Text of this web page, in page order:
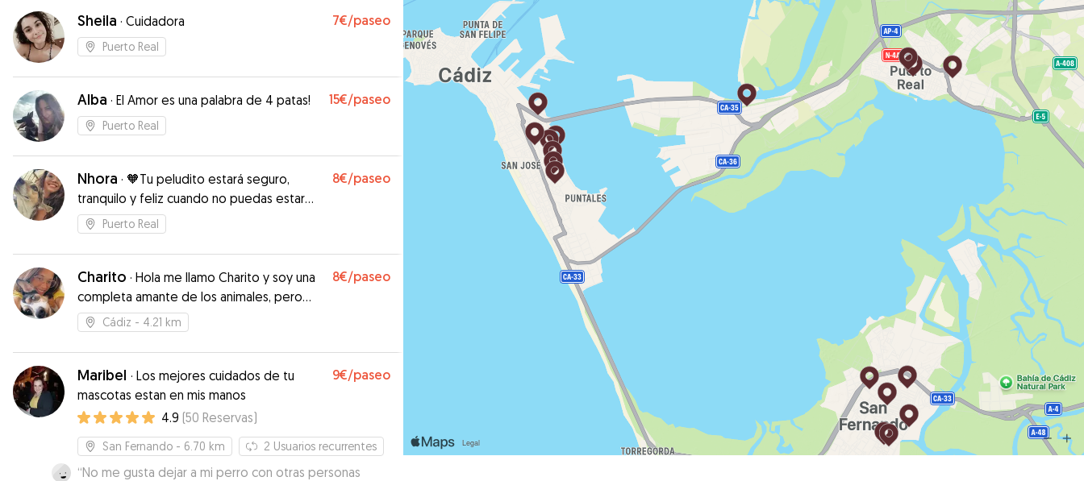
Sheila · Cuidadora 7€/paseo
Puerto Real
Alba · El Amor es una palabra de 4 patas! 15€/paseo
Puerto Real
Nhora · 🧡Tu peludito estará seguro,
tranquilo y feliz cuando no puedas estar
con él🧡
8€/paseo
Puerto Real
Charito · Hola me llamo Charito y soy una
completa amante de los animales, pero
sobretodo de perros
8€/paseo
Cádiz - 4.21 km
Maribel · Los mejores cuidados de tu
mascotas estan en mis manos
9€/paseo
4.9 (50 Reservas)
San Fernando - 6.70 km 2 Usuarios recurrentes
“No me gusta dejar a mi perro con otras personas